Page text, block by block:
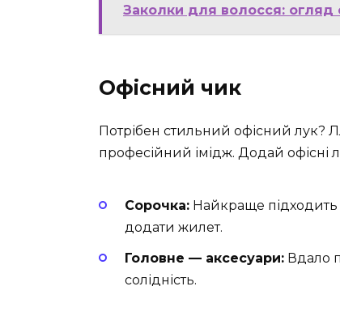
Заколки для волосся: огляд
Офісний чик
Потрібен стильний офісний лук?
професійний імідж. Додай офісні
Сорочка: Найкраще
додати жилет.
Головне — аксесуари: Вдало
солідність.